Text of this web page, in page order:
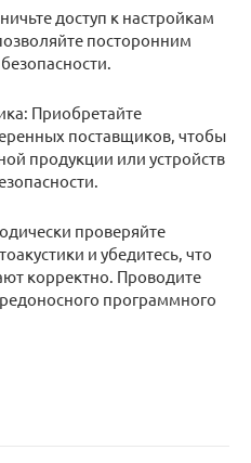
доступ к настройкам
посторонним
Приобретайте
поставщиков, чтобы
продукции или устройств
проверяйте
и убедитесь, что
корректно. Проводите
программного